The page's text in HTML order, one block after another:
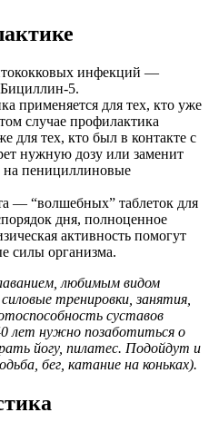
инфекций —
5.
применяется для тех, кто уже
случае профилактика
для тех, кто был в контакте с
нужную дозу или заменит
на пенициллиновые
— “волшебных” таблеток для
дня, полноценное
активность помогут
силы организма.
любимым видом
тренировки, занятия,
суставов
лет нужно позаботиться о
йогу, пилатес. Подойдут и
бег, катание на коньках).